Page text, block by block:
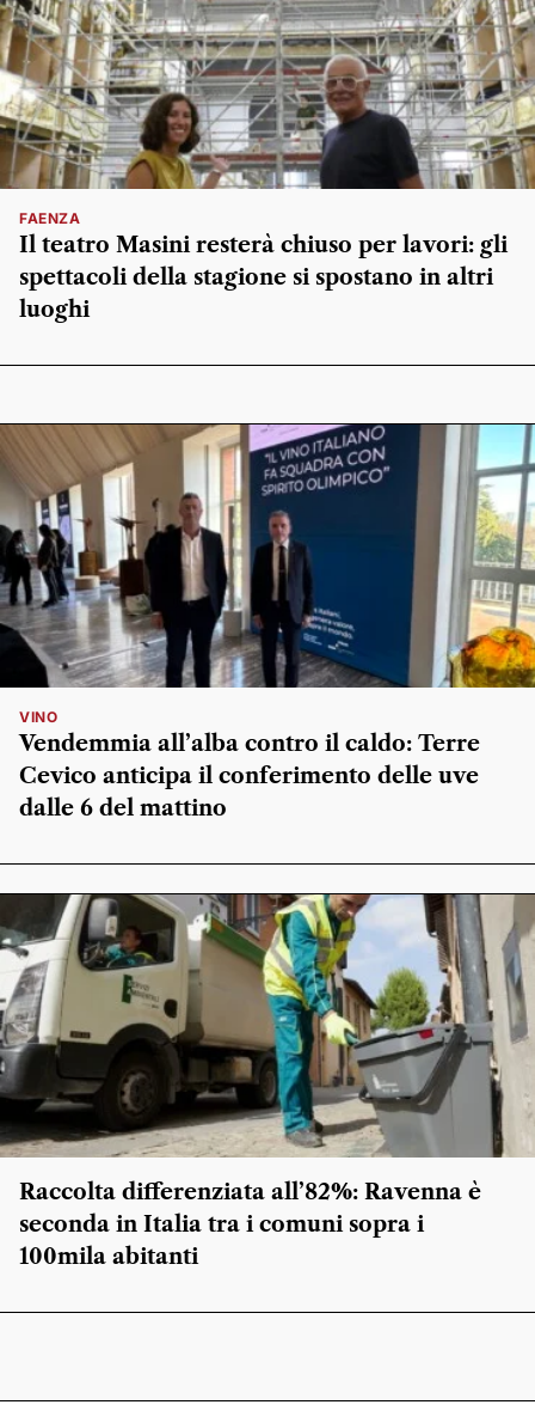
FAENZA
Il teatro Masini resterà chiuso per lavori: gli
spettacoli della stagione si spostano in altri
luoghi
VINO
Vendemmia all’alba contro il caldo: Terre
Cevico anticipa il conferimento delle uve
dalle 6 del mattino
Raccolta differenziata all’82%: Ravenna è
seconda in Italia tra i comuni sopra i
100mila abitanti